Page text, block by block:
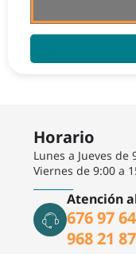
Horario
Lunes a Jueves de
Viernes de 9:00 a
Atención
676 97
968 21